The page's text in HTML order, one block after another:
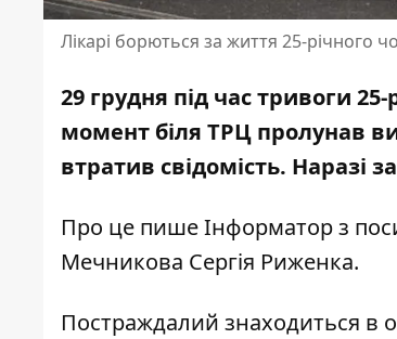
Лікарі борються за життя 25-річного
29 грудня під час тривоги
момент біля ТРЦ пролунав
втратив свідомість. Наразі
Про це пише Інформаторз
Мечникова Сергія Риженка.
Постраждалий знаходиться в